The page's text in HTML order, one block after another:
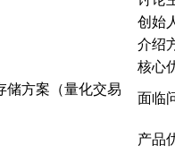
创始
介绍
核心
储方案（量化交易
面临
产品